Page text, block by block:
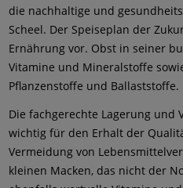
die nachhaltige und
Scheel. Der Speiseplan der
Ernährung vor. Obst in seiner
Vitamine und Mineralstoffe
Pflanzenstoffe und Ballaststoffe.
Die fachgerechte Lagerung und
wichtig für den Erhalt der
Vermeidung von
kleinen Macken, das nicht der